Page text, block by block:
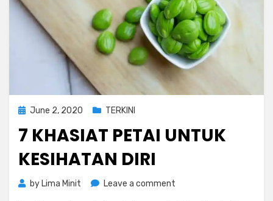
Posted
June 2, 2020 TERKINI
7 KHASIAT PETAI UNTUK
KESIHATAN DIRI
by Lima Minit Leave a comment